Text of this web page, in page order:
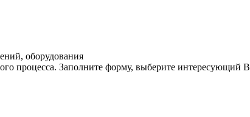
оборудования
процесса. Заполните форму, выберите интересующий